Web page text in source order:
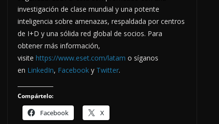
investigación de clase mundial y una potente
inteligencia sobre amenazas, respaldada por centros
de I+D y una sólida red global de socios. Para
obtener más información,
visite https://www.eset.com/latam o síganos
en LinkedIn, Facebook y Twitter.
Compártelo:
Facebook X